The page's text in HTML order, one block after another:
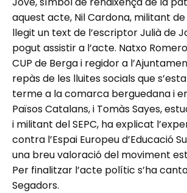
aquest acte, Nil Cardona, militant
llegit un text de l’escriptor Julià de
pogut assistir a l’acte. Natxo
CUP de Berga i regidor a
repàs de les lluites socials que
terme a la comarca berguedana i
Països Catalans, i Tomàs Sayes,
i militant del SEPC, ha explicat
contra l’Espai Europeu d’Educació
una breu valoració del moviment
Per finalitzar l’acte polític s’ha
Segadors.